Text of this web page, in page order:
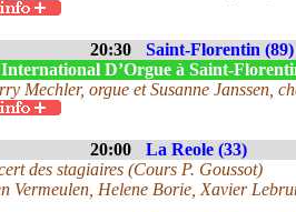
20:30
Saint-Florentin (89)
D’Orgue à Saint-
Mechler, orgue et Susanne Janssen,
20:00
La Reole (33)
des stagiaires (Cours P. Goussot)
Vermeulen, Helene Borie, Xavier